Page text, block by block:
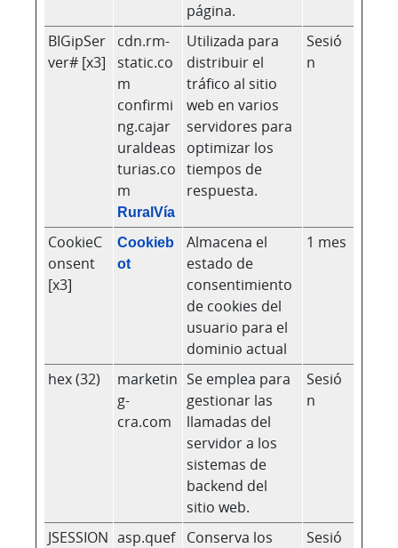
página.
BIGipSer
ver# [x3]
cdn.rm-
static.co
m
confirmi
ng.cajar
uraldeas
turias.co
m
RuralVía
Utilizada para
distribuir el
tráfico al sitio
web en varios
servidores para
optimizar los
tiempos de
respuesta.
Sesió
n
CookieC
onsent
[x3]
Cookieb
ot
Almacena el
estado de
consentimiento
de cookies del
usuario para el
dominio actual
1 mes
hex (32)
marketin
g-
cra.com
Se emplea para
gestionar las
llamadas del
servidor a los
sistemas de
backend del
sitio web.
Sesió
n
JSESSION asp.quef
Conserva los
Sesió